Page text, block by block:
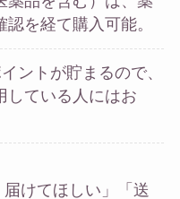
を経て購入可能。
ントが貯まるので、
している人にはお
けてほしい」「送